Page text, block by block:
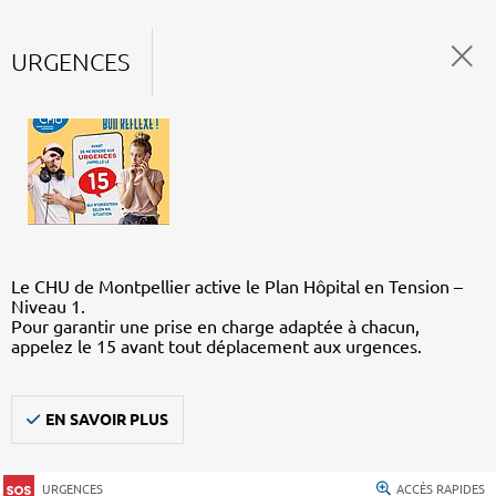
URGENCES
Le CHU de Montpellier active le Plan Hôpital en Tension –
Niveau 1.
Pour garantir une prise en charge adaptée à chacun,
appelez le 15 avant tout déplacement aux urgences.
EN SAVOIR PLUS
URGENCES ACCÈS RAPIDES